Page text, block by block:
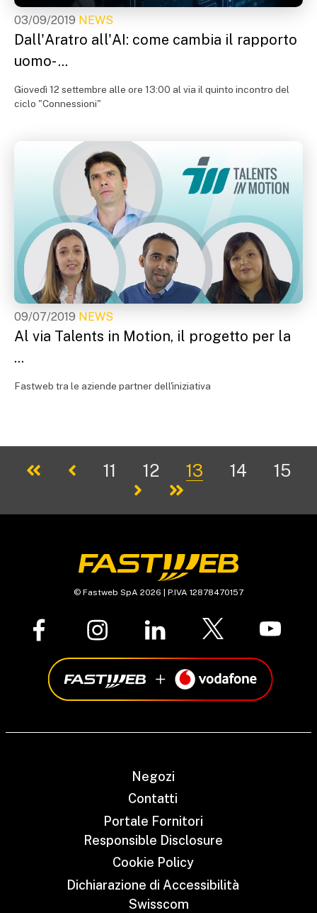
03/09/2019 NEWS
Dall'Aratro all'AI: come cambia il rapporto
uomo- ...
Giovedì 12 settembre alle ore 13:00 al via il quinto incontro del
ciclo "Connessioni"
09/07/2019 NEWS
Al via Talents in Motion, il progetto per la
...
Fastweb tra le aziende partner dell'iniziativa
11 12 13 14 15
© Fastweb SpA 2026 | P.IVA 12878470157
Negozi
Contatti
Portale Fornitori
Responsible Disclosure
Cookie Policy
Dichiarazione di Accessibilità
Swisscom